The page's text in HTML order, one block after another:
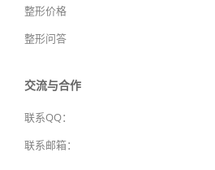
整形价格
整形问答
交流与合作
联系QQ：
联系邮箱：